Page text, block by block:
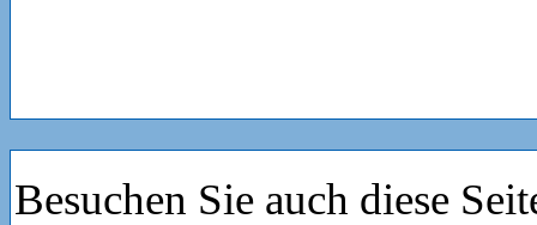
Besuchen Sie auch diese